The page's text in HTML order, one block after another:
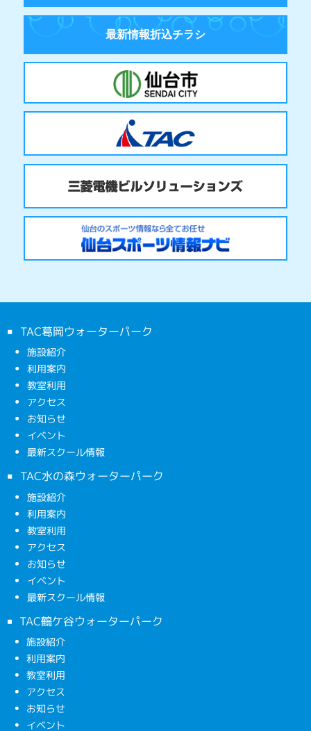
最新情報折込チラシ
TAC葛岡ウォーターパーク
施設紹介
利用案内
教室利用
アクセス
お知らせ
イベント
最新スクール情報
TAC水の森ウォーターパーク
施設紹介
利用案内
教室利用
アクセス
お知らせ
イベント
最新スクール情報
TAC鶴ケ谷ウォーターパーク
施設紹介
利用案内
教室利用
アクセス
お知らせ
イベント